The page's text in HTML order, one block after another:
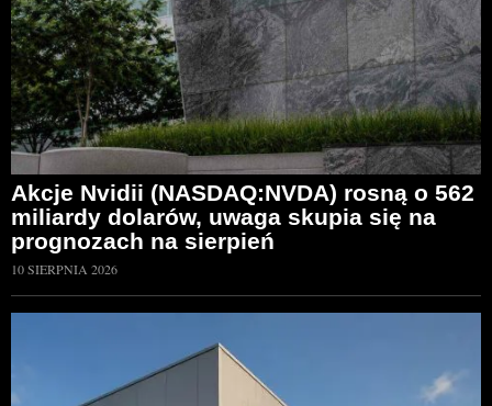
Akcje Nvidii (NASDAQ:NVDA) rosną o 562
miliardy dolarów, uwaga skupia się na
prognozach na sierpień
10 SIERPNIA 2026